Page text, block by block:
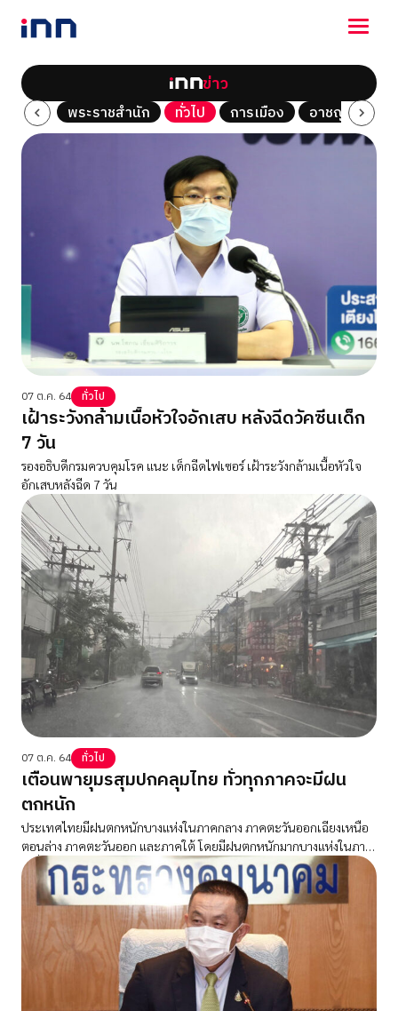
NEWS
ENTERTAINMENT
LIFESTYLE
HOROSCOPE
ข่าว
Tech พระราชสำนัก ทั่วไป การเมือง อาชญากรรม
07 ต.ค. 64 ทั่วไป
เฝ้าระวังกล้ามเนื้อหัวใจอักเสบ หลังฉีดวัคซีนเด็ก
7 วัน
รองอธิบดีกรมควบคุมโรค แนะ เด็กฉีดไฟเซอร์ เฝ้าระวังกล้ามเนื้อหัวใจ
อักเสบหลังฉีด 7 วัน
07 ต.ค. 64 ทั่วไป
เตือนพายุมรสุมปกคลุมไทย ทั่วทุกภาคจะมีฝน
ตกหนัก
ประเทศไทยมีฝนตกหนักบางแห่งในภาคกลาง ภาคตะวันออกเฉียงเหนือ
ตอนล่าง ภาคตะวันออก และภาคใต้ โดยมีฝนตกหนักมากบางแห่งในภาค
ใต้ฝั่งตะวันตก